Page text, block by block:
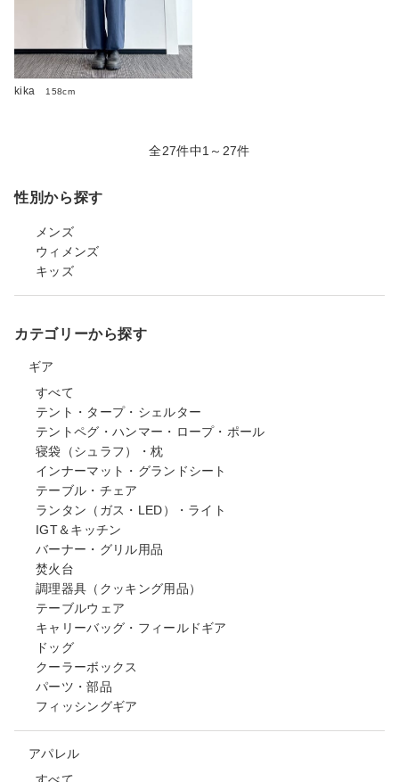
kika 158cm
全27件中1～27件
性別から探す
メンズ
ウィメンズ
キッズ
カテゴリーから探す
ギア
すべて
テント・タープ・シェルター
テントペグ・ハンマー・ロープ・ポール
寝袋（シュラフ）・枕
インナーマット・グランドシート
テーブル・チェア
ランタン（ガス・LED）・ライト
IGT＆キッチン
バーナー・グリル用品
焚火台
調理器具（クッキング用品）
テーブルウェア
キャリーバッグ・フィールドギア
ドッグ
クーラーボックス
パーツ・部品
フィッシングギア
アパレル